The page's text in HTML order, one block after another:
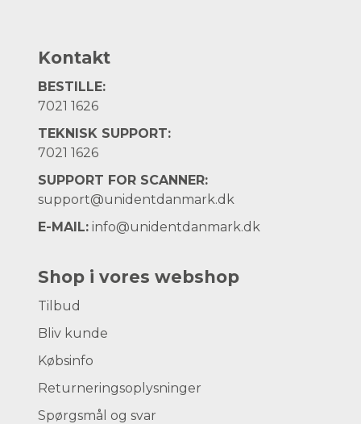
Kontakt
BESTILLE:
7021 1626
TEKNISK SUPPORT:
7021 1626
SUPPORT FOR SCANNER:
support@unidentdanmark.dk
E-MAIL: info@unidentdanmark.dk
Shop i vores webshop
Tilbud
Bliv kunde
Købsinfo
Returneringsoplysninger
Spørgsmål og svar